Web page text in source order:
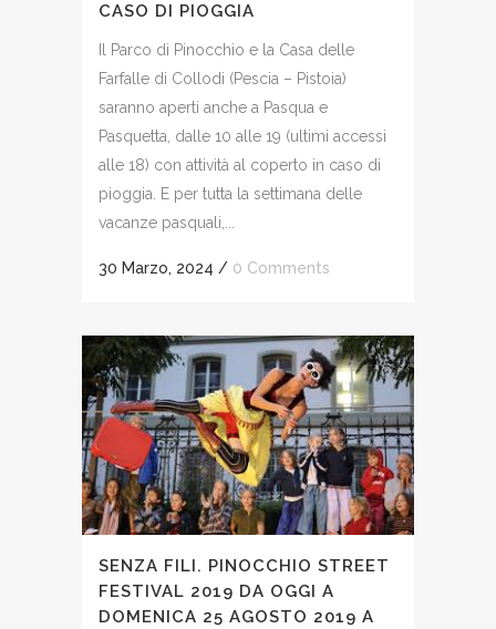
CASO DI PIOGGIA
Il Parco di Pinocchio e la Casa delle
Farfalle di Collodi (Pescia – Pistoia)
saranno aperti anche a Pasqua e
Pasquetta, dalle 10 alle 19 (ultimi accessi
alle 18) con attività al coperto in caso di
pioggia. E per tutta la settimana delle
vacanze pasquali,...
30 Marzo, 2024 / 0 Comments
SENZA FILI. PINOCCHIO STREET
FESTIVAL 2019 DA OGGI A
DOMENICA 25 AGOSTO 2019 A